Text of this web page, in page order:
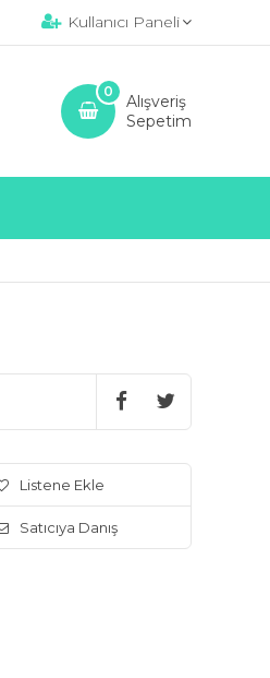
Kullanıcı Paneli
Alışveriş
Sepetim
0
Listene Ekle
Satıcıya Danış